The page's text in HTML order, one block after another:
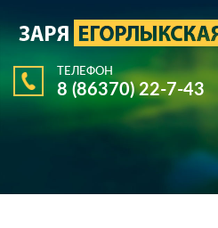
ТЕЛЕФОН
8 (86370) 22-7-43